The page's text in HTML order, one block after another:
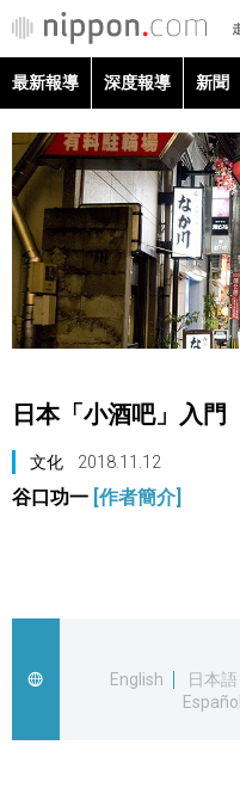
最新報導
深度報導
日本資料庫
日本指南
最新報導 深度報導 新聞
日本「小酒吧」入門
文化 2018.11.12
谷口功一 [作者簡介]
English
日本語
Español